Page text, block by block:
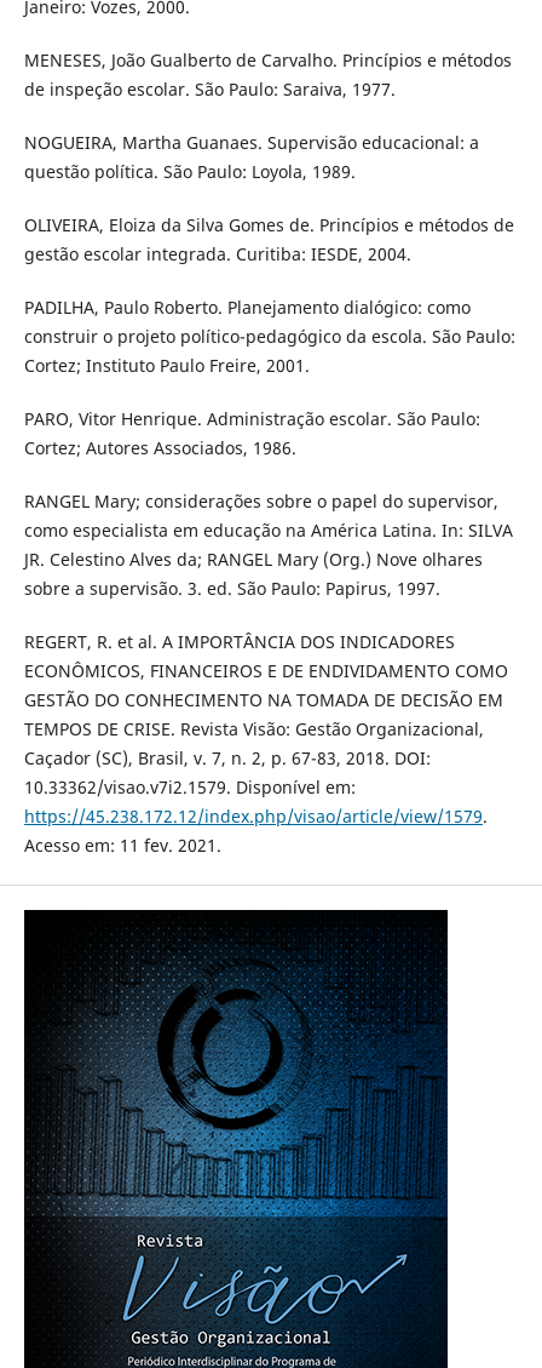
Janeiro: Vozes, 2000.
MENESES, João Gualberto de Carvalho. Princípios e métodos
de inspeção escolar. São Paulo: Saraiva, 1977.
NOGUEIRA, Martha Guanaes. Supervisão educacional: a
questão política. São Paulo: Loyola, 1989.
OLIVEIRA, Eloiza da Silva Gomes de. Princípios e métodos de
gestão escolar integrada. Curitiba: IESDE, 2004.
PADILHA, Paulo Roberto. Planejamento dialógico: como
construir o projeto político-pedagógico da escola. São Paulo:
Cortez; Instituto Paulo Freire, 2001.
PARO, Vitor Henrique. Administração escolar. São Paulo:
Cortez; Autores Associados, 1986.
RANGEL Mary; considerações sobre o papel do supervisor,
como especialista em educação na América Latina. In: SILVA
JR. Celestino Alves da; RANGEL Mary (Org.) Nove olhares
sobre a supervisão. 3. ed. São Paulo: Papirus, 1997.
REGERT, R. et al. A IMPORTÂNCIA DOS INDICADORES
ECONÔMICOS, FINANCEIROS E DE ENDIVIDAMENTO COMO
GESTÃO DO CONHECIMENTO NA TOMADA DE DECISÃO EM
TEMPOS DE CRISE. Revista Visão: Gestão Organizacional,
Caçador (SC), Brasil, v. 7, n. 2, p. 67-83, 2018. DOI:
10.33362/visao.v7i2.1579. Disponível em:
https://45.238.172.12/index.php/visao/article/view/1579.
Acesso em: 11 fev. 2021.